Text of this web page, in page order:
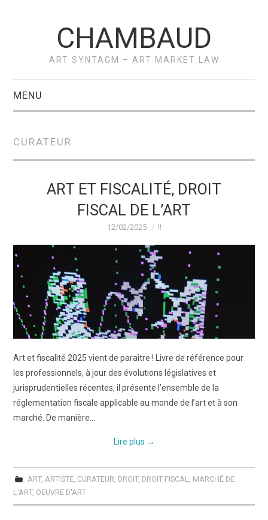
CHAMBAUD
ART SYNTAGM – ART MARKET LAW
MENU
VÉRONIQUE
CHAMBAUD
ACTUS
ART WINNERS
CONTACT
CURATEUR
ART ET FISCALITÉ, DROIT
FISCAL DE L’ART
12/02/2025 !!
Art et fiscalité 2025 vient de paraître ! Livre de référence pour
les professionnels, à jour des évolutions législatives et
jurisprudentielles récentes, il présente l’ensemble de la
réglementation fiscale applicable au monde de l’art et à son
marché. De manière…
Lire plus →
ART, ARTISTE, CURATEUR DROIT, DROIT FISCAL
MARCHÉ DE
L'ART, OEUVRE D'ART